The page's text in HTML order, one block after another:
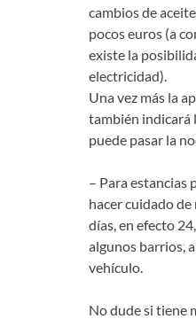
cambios de
pocos euros (a
existe la
electricidad).
Una vez más la
también indicará
puede pasar la
– Para estancias
hacer cuidado
días, en efecto
algunos barrios,
vehículo.
No dude si tiene